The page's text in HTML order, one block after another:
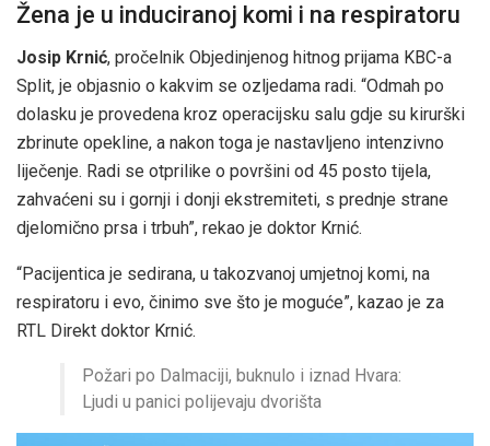
Žena je u induciranoj komi i na respiratoru
Josip Krnić, pročelnik Objedinjenog hitnog prijama KBC-a
Split, je objasnio o kakvim se ozljedama radi. “Odmah po
dolasku je provedena kroz operacijsku salu gdje su kirurški
zbrinute opekline, a nakon toga je nastavljeno intenzivno
liječenje. Radi se otprilike o površini od 45 posto tijela,
zahvaćeni su i gornji i donji ekstremiteti, s prednje strane
djelomično prsa i trbuh”, rekao je doktor Krnić.
“Pacijentica je sedirana, u takozvanoj umjetnoj komi, na
respiratoru i evo, činimo sve što je moguće”, kazao je za
RTL Direkt doktor Krnić.
Požari po Dalmaciji, buknulo i iznad Hvara:
Ljudi u panici polijevaju dvorišta